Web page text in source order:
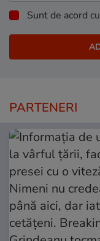
Sunt de acord cu
PARTENERI